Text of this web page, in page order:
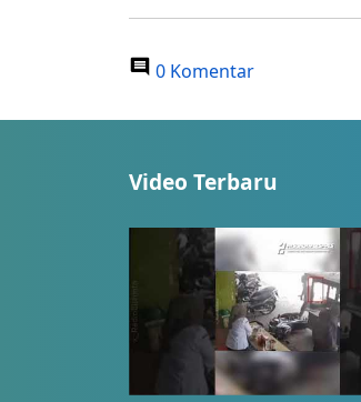
0 Komentar
Video Terbaru